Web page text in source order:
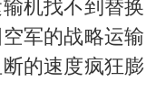
机找不到替换
军的战略运输
的速度疯狂膨